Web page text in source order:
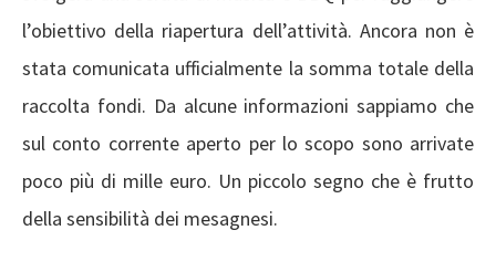
l’obiettivo della riapertura dell’attività. Ancora non è
stata comunicata ufficialmente la somma totale della
raccolta fondi. Da alcune informazioni sappiamo che
sul conto corrente aperto per lo scopo sono arrivate
poco più di mille euro. Un piccolo segno che è frutto
della sensibilità dei mesagnesi.